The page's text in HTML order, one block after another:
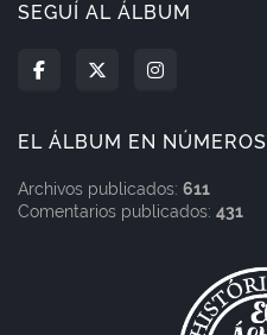
SEGUÍ AL ÁLBUM
EL ÁLBUM EN NÚMEROS
Archivos publicados: 611
Comentarios publicados: 431